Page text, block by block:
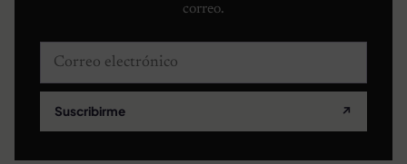
correo.
Correo electrónico
Suscribirme ↗